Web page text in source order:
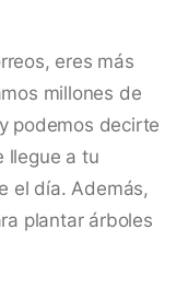
eres más
millones de
podemos decirte
llegue a tu
el día. Además,
plantar árboles